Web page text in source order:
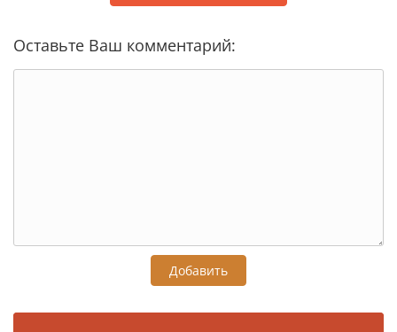
Оставьте Ваш комментарий:
Добавить